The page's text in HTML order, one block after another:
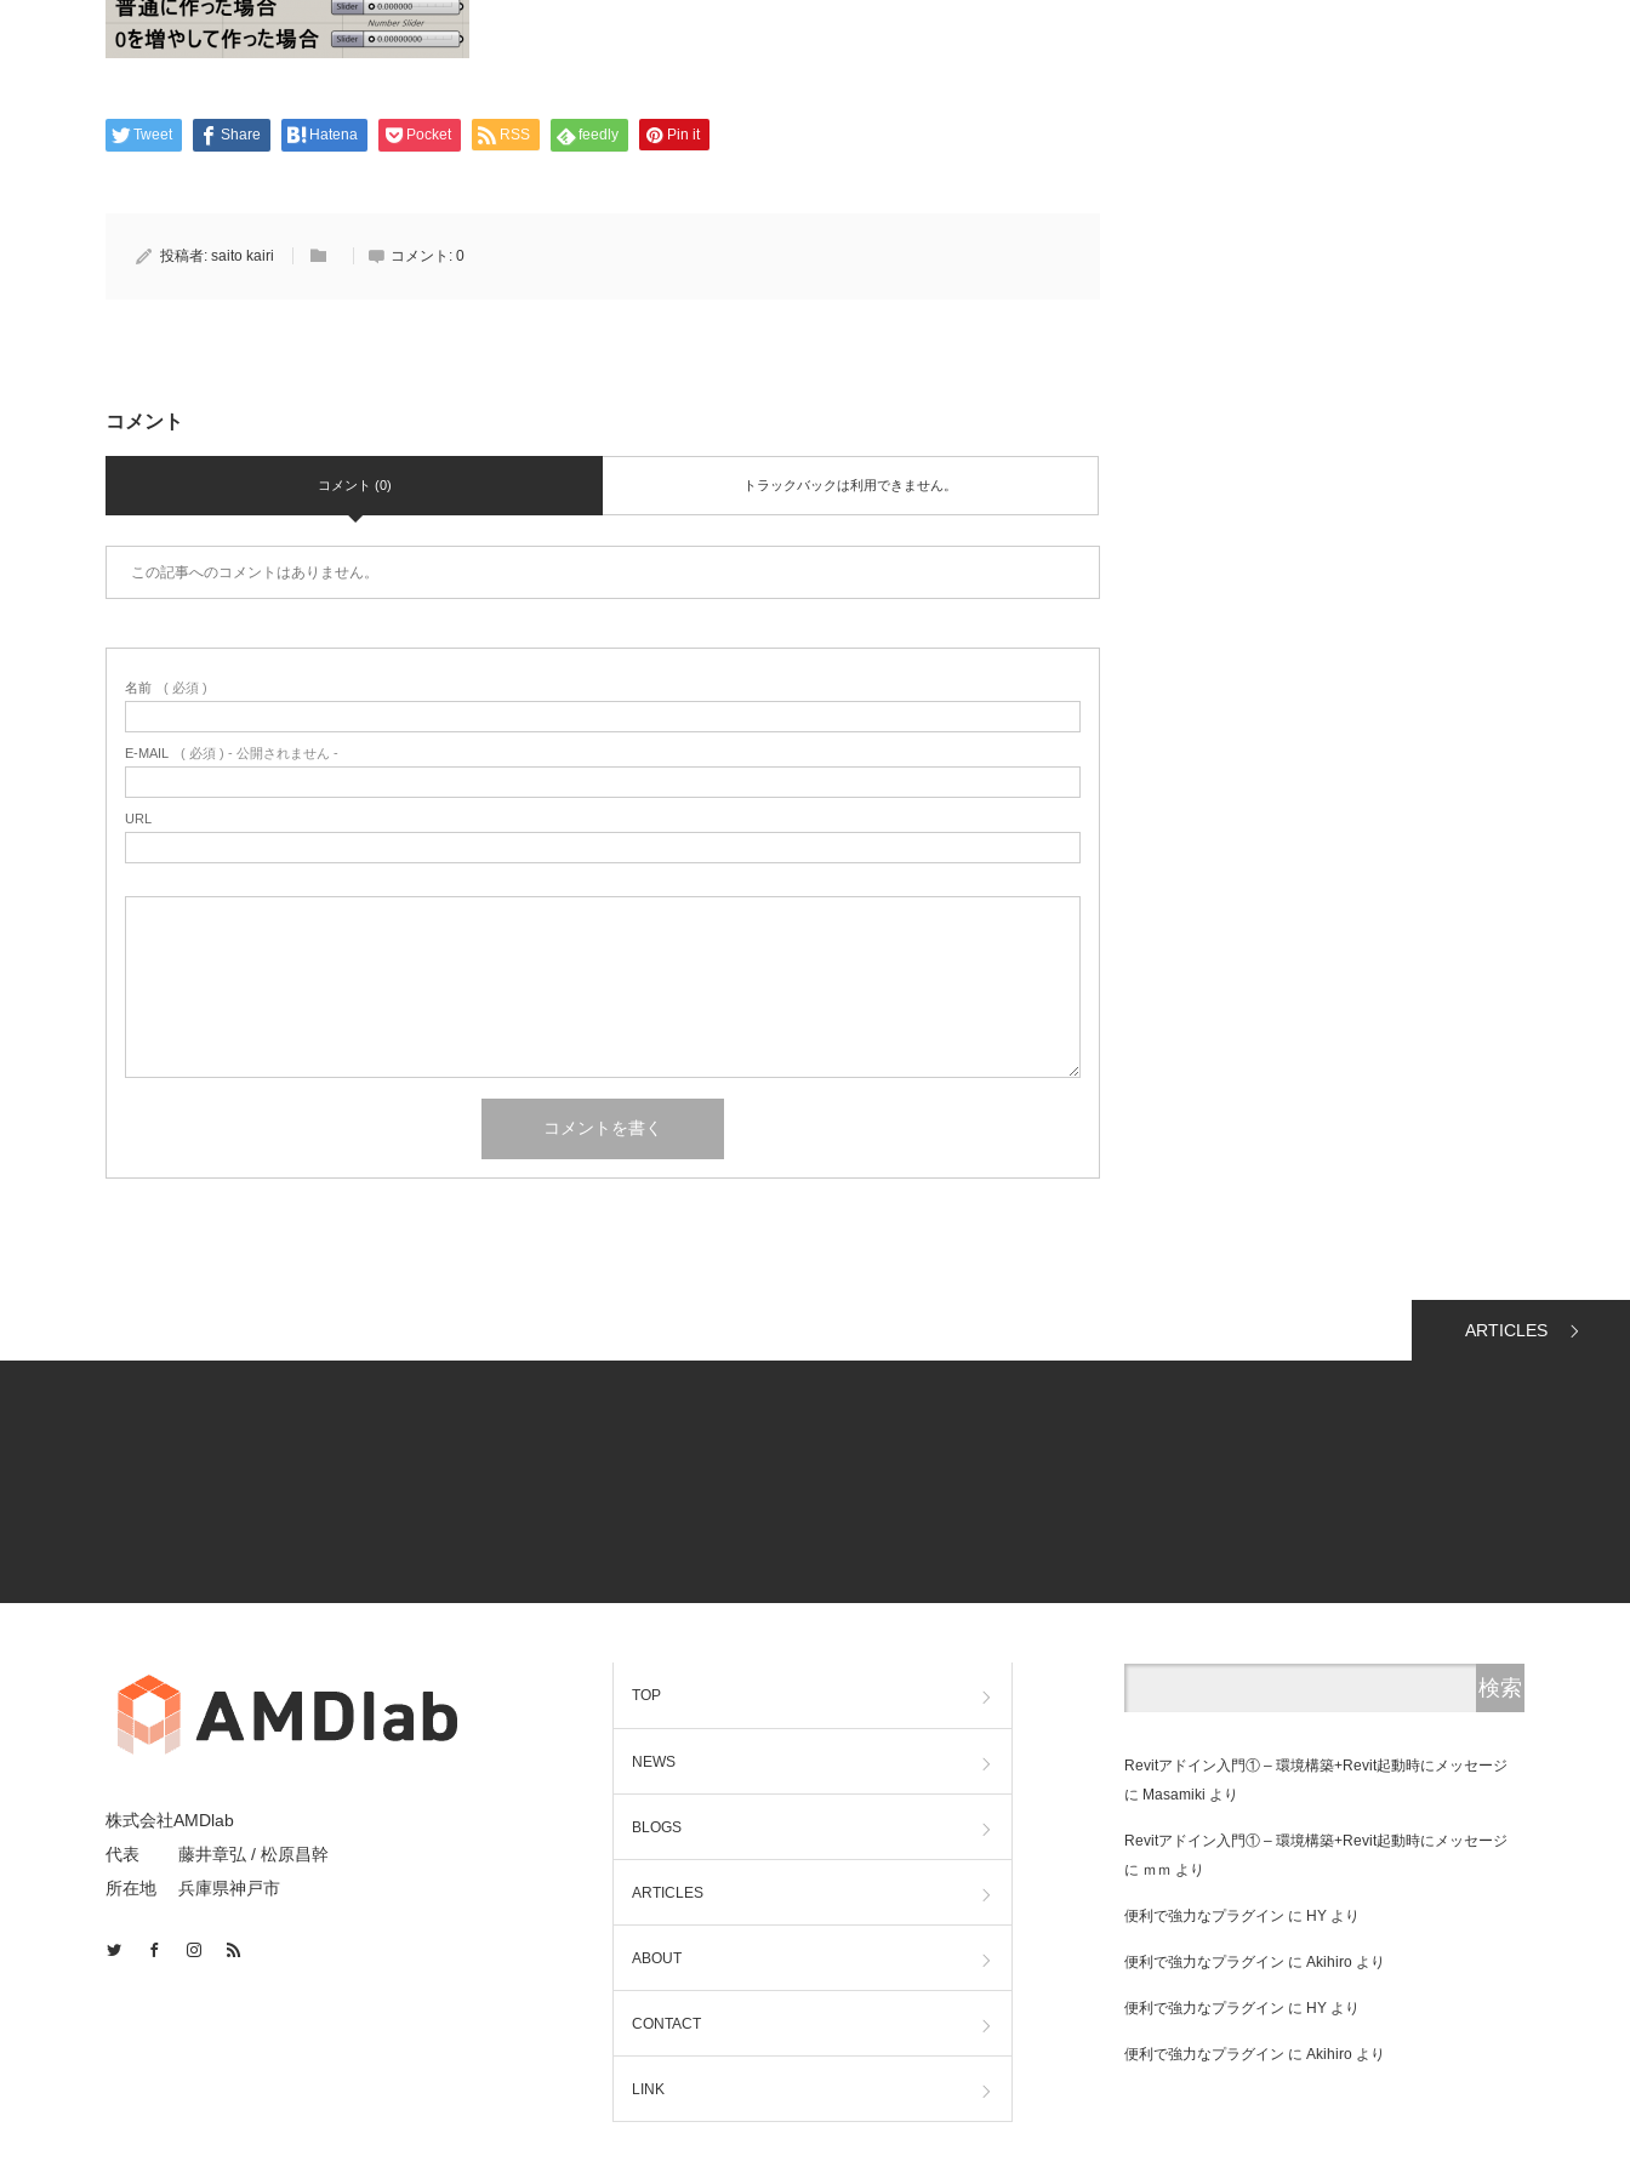
Tweet Share Hatena Pocket RSS feedly Pin it
投稿者: saito kairi コメント: 0
コメント
コメント (0) トラックバックは利用できません。
この記事へのコメントはありません。
名前 ( 必須 )
E-MAIL ( 必須 ) - 公開されません -
URL
ARTICLES
株式会社AMDlab
代表 藤井章弘 / 松原昌幹
所在地 兵庫県神戸市
TOP
NEWS
BLOGS
ARTICLES
ABOUT
CONTACT
LINK
Revitアドイン入門① – 環境構築+Revit起動時にメッセージ
に Masamiki より
Revitアドイン入門① – 環境構築+Revit起動時にメッセージ
に ｍｍ より
便利で強力なプラグイン に HY より
便利で強力なプラグイン に Akihiro より
便利で強力なプラグイン に HY より
便利で強力なプラグイン に Akihiro より